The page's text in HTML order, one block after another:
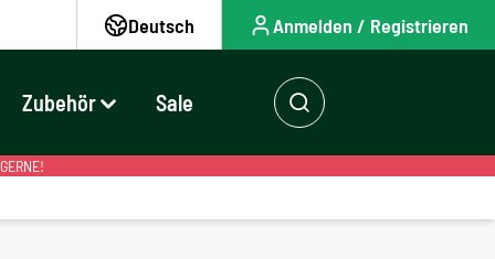
Deutsch Anmelden / Registrieren
Zubehör Sale